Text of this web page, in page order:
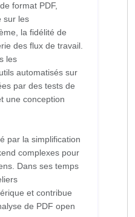
format PDF,
sur les
la fidélité de
des flux de travail.
les
automatisés sur
par des tests de
une conception
par la simplification
complexes pour
Dans ses temps
et contribue
de PDF open